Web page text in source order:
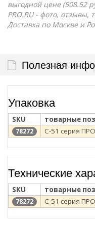
выгодной цене (508.52
PRO.RU - фото, отзывы,
Доставка по Москве и
Полезная
Упаковка
SKU товарные
78272 С-51 серия
Технические
SKU товарные
78272 С-51 серия